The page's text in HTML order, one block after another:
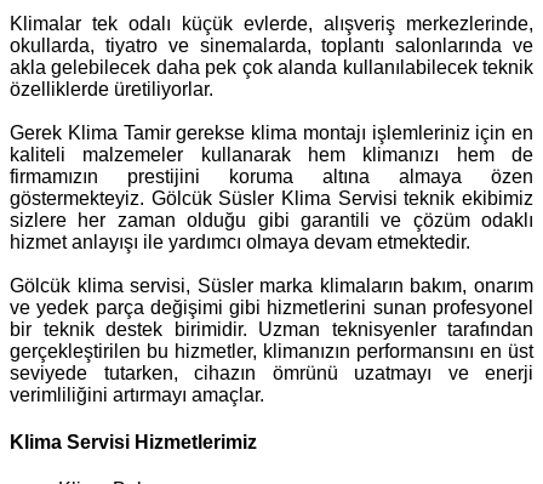
Klimalar tek odalı küçük evlerde, alışveriş merkezlerinde,
okullarda, tiyatro ve sinemalarda, toplantı salonlarında ve
akla gelebilecek daha pek çok alanda kullanılabilecek teknik
özelliklerde üretiliyorlar.
Gerek Klima Tamir gerekse klima montajı işlemleriniz için en
kaliteli malzemeler kullanarak hem klimanızı hem de
firmamızın prestijini koruma altına almaya özen
göstermekteyiz. Gölcük Süsler Klima Servisi teknik ekibimiz
sizlere her zaman olduğu gibi garantili ve çözüm odaklı
hizmet anlayışı ile yardımcı olmaya devam etmektedir.
Gölcük klima servisi, Süsler marka klimaların bakım, onarım
ve yedek parça değişimi gibi hizmetlerini sunan profesyonel
bir teknik destek birimidir. Uzman teknisyenler tarafından
gerçekleştirilen bu hizmetler, klimanızın performansını en üst
seviyede tutarken, cihazın ömrünü uzatmayı ve enerji
verimliliğini artırmayı amaçlar.
Klima Servisi Hizmetlerimiz